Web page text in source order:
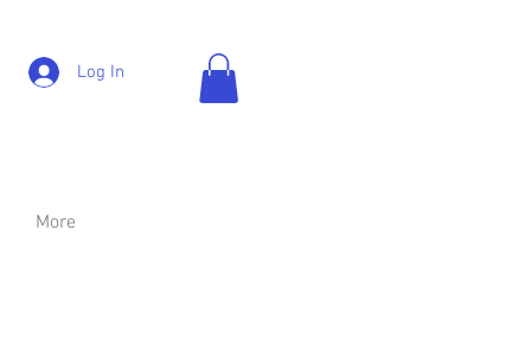
Log In
More